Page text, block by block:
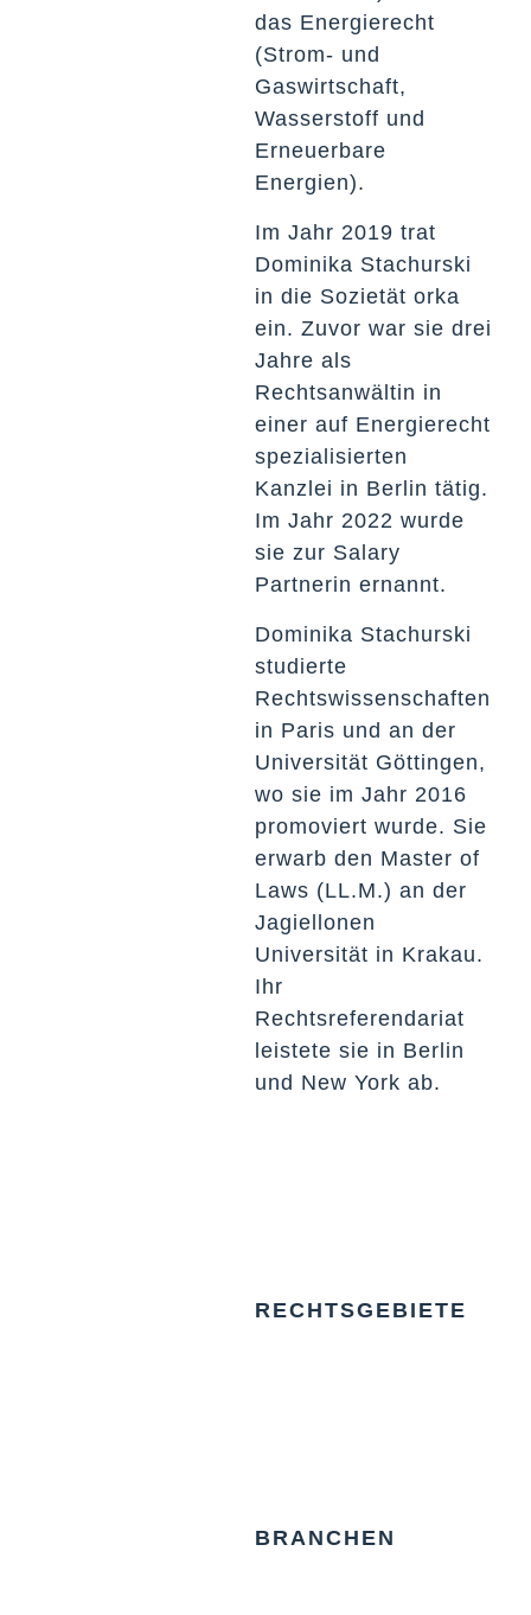
das Energierecht
(Strom- und
Gaswirtschaft,
Wasserstoff und
Erneuerbare
Energien).
Im Jahr 2019 trat
Dominika Stachurski
in die Sozietät orka
ein. Zuvor war sie drei
Jahre als
Rechtsanwältin in
einer auf Energierecht
spezialisierten
Kanzlei in Berlin tätig.
Im Jahr 2022 wurde
sie zur Salary
Partnerin ernannt.
Dominika Stachurski
studierte
Rechtswissenschaften
in Paris und an der
Universität Göttingen,
wo sie im Jahr 2016
promoviert wurde. Sie
erwarb den Master of
Laws (LL.M.) an der
Jagiellonen
Universität in Krakau.
Ihr
Rechtsreferendariat
leistete sie in Berlin
und New York ab.
RECHTSGEBIETE
BRANCHEN